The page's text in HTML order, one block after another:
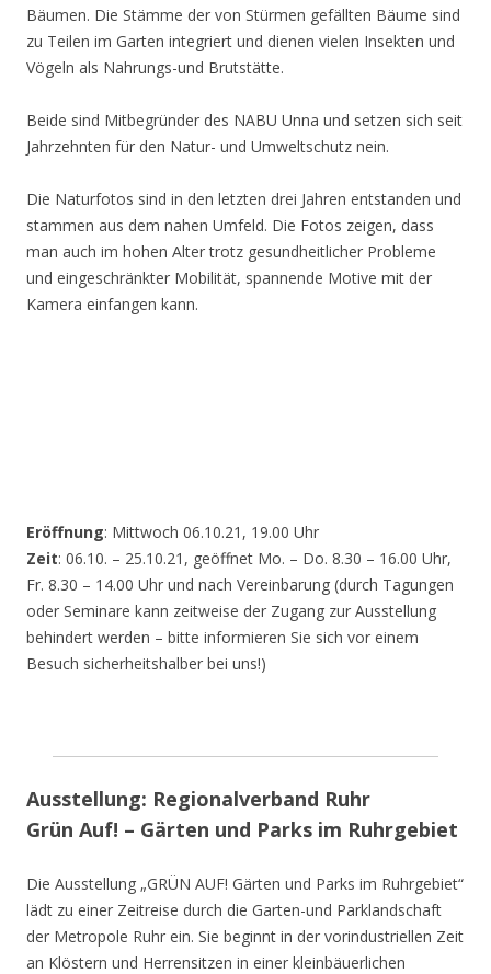
Bäumen. Die Stämme der von Stürmen gefällten Bäume sind
zu Teilen im Garten integriert und dienen vielen Insekten und
Vögeln als Nahrungs-und Brutstätte.
Beide sind Mitbegründer des NABU Unna und setzen sich seit
Jahrzehnten für den Natur- und Umweltschutz nein.
Die Naturfotos sind in den letzten drei Jahren entstanden und
stammen aus dem nahen Umfeld. Die Fotos zeigen, dass
man auch im hohen Alter trotz gesundheitlicher Probleme
und eingeschränkter Mobilität, spannende Motive mit der
Kamera einfangen kann.
Eröffnung: Mittwoch 06.10.21, 19.00 Uhr
Zeit: 06.10. – 25.10.21, geöffnet Mo. – Do. 8.30 – 16.00 Uhr,
Fr. 8.30 – 14.00 Uhr und nach Vereinbarung (durch Tagungen
oder Seminare kann zeitweise der Zugang zur Ausstellung
behindert werden – bitte informieren Sie sich vor einem
Besuch sicherheitshalber bei uns!)
Ausstellung: Regionalverband Ruhr
Grün Auf! – Gärten und Parks im Ruhrgebiet
Die Ausstellung „GRÜN AUF! Gärten und Parks im Ruhrgebiet“
lädt zu einer Zeitreise durch die Garten-und Parklandschaft
der Metropole Ruhr ein. Sie beginnt in der vorindustriellen Zeit
an Klöstern und Herrensitzen in einer kleinbäuerlichen